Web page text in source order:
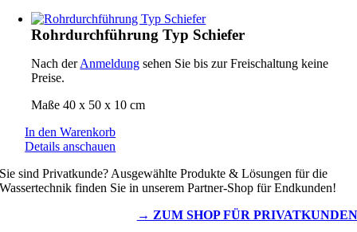
Rohrdurchführung Typ Schiefer
Nach derAnmeldung sehen Sie bis zur Freischaltung keine
Preise.
Maße 40 x 50 x 10 cm
In den Warenkorb
Details anschauen
Sie sind Privatkunde? Ausgewählte Produkte & Lösungen für die
Wassertechnik finden Sie in unserem Partner-Shop für Endkunden!
→ ZUM SHOP FÜR PRIVATKUNDEN